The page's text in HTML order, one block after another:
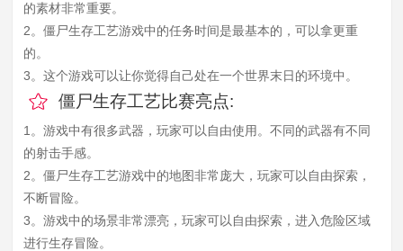
的素材非常重要。
2。僵尸生存工艺游戏中的任务时间是最基本的，可以拿更重
的。
3。这个游戏可以让你觉得自己处在一个世界末日的环境中。
僵尸生存工艺比赛亮点:
1。游戏中有很多武器，玩家可以自由使用。不同的武器有不同
的射击手感。
2。僵尸生存工艺游戏中的地图非常庞大，玩家可以自由探索，
不断冒险。
3。游戏中的场景非常漂亮，玩家可以自由探索，进入危险区域
进行生存冒险。